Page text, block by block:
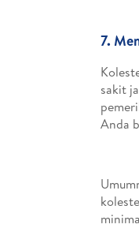
7.
sakit
Anda